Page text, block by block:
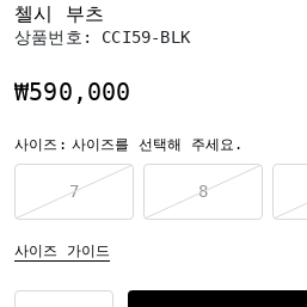
첼시 부츠
상품번호: CCI59-BLK
₩590,000
사이즈: 사이즈를 선택해 주세요.
7 8
사이즈 가이드